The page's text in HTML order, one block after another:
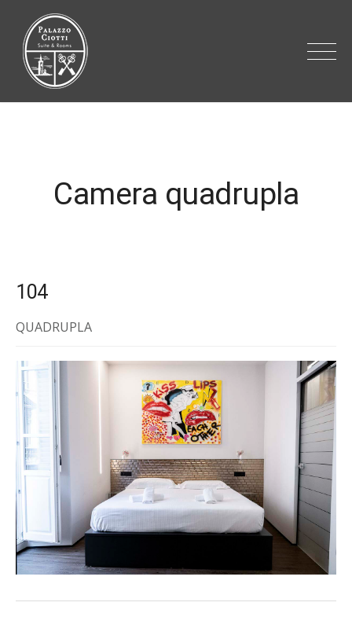
content
Palazzo Ciotti – Albergo diffuso
Camera quadrupla
104
QUADRUPLA